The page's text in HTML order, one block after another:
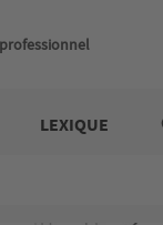
LEXIQUE